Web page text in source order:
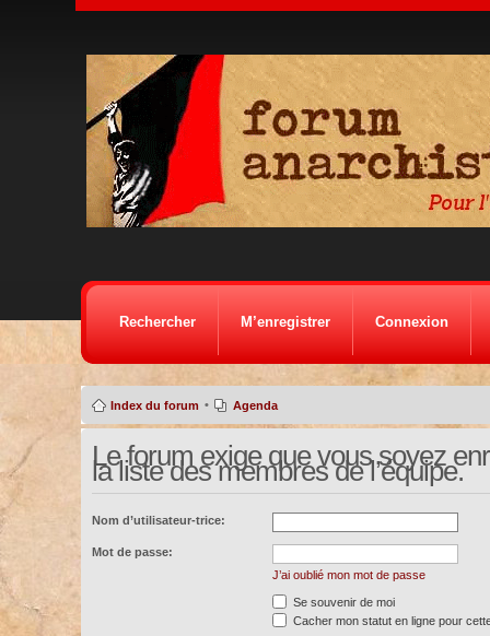
Rechercher M’enregistrer Connexion
Index du forum • Agenda
Le forum exige que vous soyez
la liste des membres de l’équipe.
Nom d’utilisateur-trice:
Mot de passe:
J’ai oublié mon mot de passe
Se souvenir de moi
Cacher mon statut en ligne pour